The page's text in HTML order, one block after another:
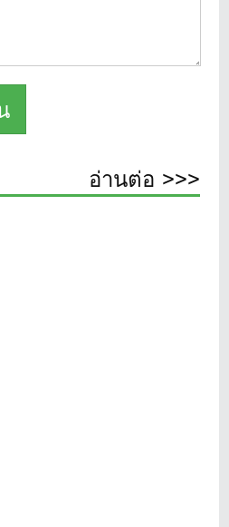
อ่านต่อ >>>